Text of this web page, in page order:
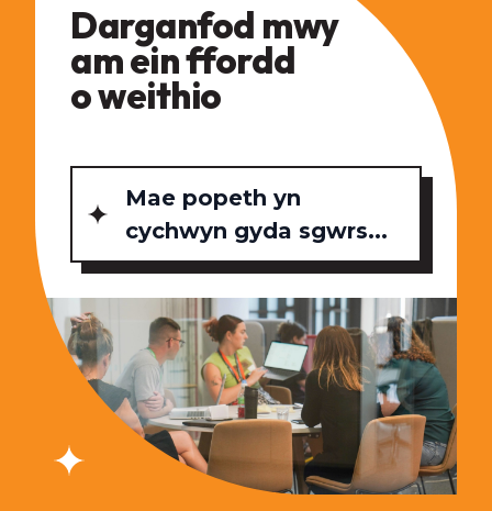
Darganfod mwy
am ein ffordd
o weithio
Mae popeth yn
cychwyn gyda sgwrs...